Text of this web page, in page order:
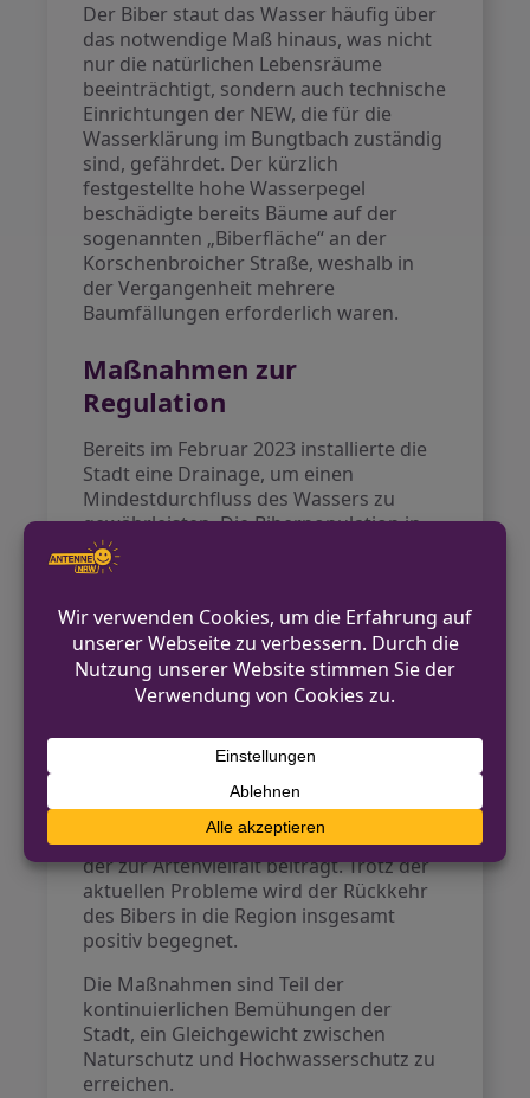
Der Biber staut das Wasser häufig über
das notwendige Maß hinaus, was nicht
nur die natürlichen Lebensräume
beeinträchtigt, sondern auch technische
Einrichtungen der NEW, die für die
Wasserklärung im Bungtbach zuständig
sind, gefährdet. Der kürzlich
festgestellte hohe Wasserpegel
beschädigte bereits Bäume auf der
sogenannten „Biberfläche“ an der
Korschenbroicher Straße, weshalb in
der Vergangenheit mehrere
Baumfällungen erforderlich waren.
Maßnahmen zur
Regulation
Bereits im Februar 2023 installierte die
Stadt eine Drainage, um einen
Mindestdurchfluss des Wassers zu
gewährleisten. Die Biberpopulation in
Mönchengladbach, die sich mittlerweile
auf zwölf Reviere beläuft, wird durch ein
begleitet. Der gegenwärtige Eingriff
erfolgt bewusst im August, um die
Jungtiere nicht zu gefährden, da diese
zu diesem Zeitpunkt meist selbstständig
Biberfamilie so schonend wie möglich
Grundsätzlich ist der Biber ein
wertvoller Bestandteil des Ökosystems,
der zur Artenvielfalt beiträgt. Trotz der
aktuellen Probleme wird der Rückkehr
des Bibers in die Region insgesamt
positiv begegnet.
Die Maßnahmen sind Teil der
kontinuierlichen Bemühungen der
Stadt, ein Gleichgewicht zwischen
Naturschutz und Hochwasserschutz zu
erreichen.